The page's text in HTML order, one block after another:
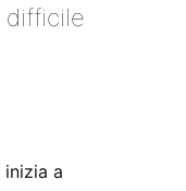
difficile
a